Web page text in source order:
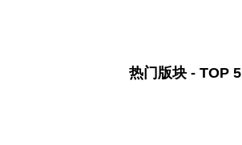
热门版块 - TOP 5